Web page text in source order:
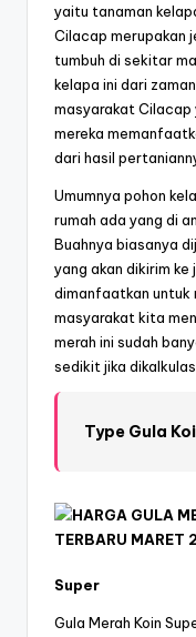
yaitu tanaman
Cilacap merupakan
tumbuh di sekitar
kelapa ini dari
masyarakat Cilacap
mereka
dari hasil
Umumnya pohon
rumah ada yang di
Buahnya biasanya
yang akan dikirim ke
dimanfaatkan untuk
masyarakat kita
merah ini sudah
sedikit jika
Type Gula
Super
Gula Merah Koin